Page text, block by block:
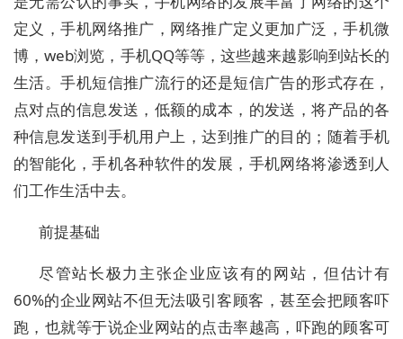
定义，手机网络推广，网络推广定义更加广泛，手机微
博，web浏览，手机QQ等等，这些越来越影响到站长的
生活。手机短信推广流行的还是短信广告的形式存在，
点对点的信息发送，低额的成本，的发送，将产品的各
种信息发送到手机用户上，达到推广的目的；随着手机
的智能化，手机各种软件的发展，手机网络将渗透到人
们工作生活中去。
前提基础
尽管站长极力主张企业应该有的网站，但估计有
60%的企业网站不但无法吸引客顾客，甚至会把顾客吓
跑，也就等于说企业网站的点击率越高，吓跑的顾客可